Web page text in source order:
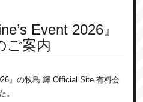
Event 2026』
ご案内
』の牧島 輝 Official Site 有料会
。